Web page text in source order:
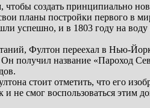
создать принципиально
планы постройки первого в
успешно, и в 1803 году на
Фултон переехал в Нью-
получил название «Пароход
стоит отметить, что его
не смог воспользоваться этим